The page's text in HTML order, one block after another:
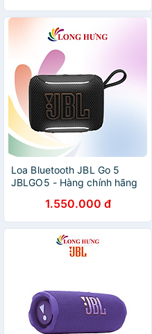
Loa Bluetooth JBL Go 5
JBLGO5 - Hàng chính hãng
1.550.000 đ